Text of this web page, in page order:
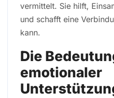
vermittelt. Sie hilft,
und schafft eine
kann.
Die
emotionaler